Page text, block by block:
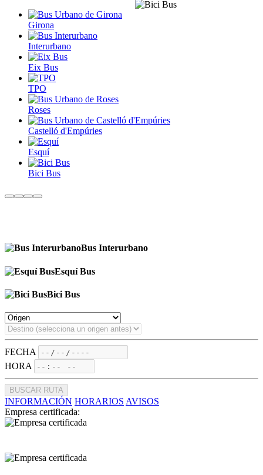
Girona
Interurbano
Eix Bus
TPO
Roses
Castelló d'Empúries
Esquí
Bici Bus
Bus Interurbano
Esquí Bus
Bici Bus
FECHA
HORA
BUSCAR RUTA
INFORMACIÓN HORARIOS AVISOS
Empresa certificada: